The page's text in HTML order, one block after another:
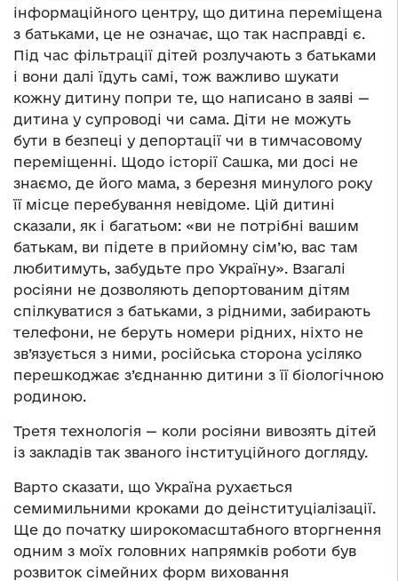
інформаційного центру, що дитина переміщена
з батьками, це не означає, що так насправді є.
Під час фільтрації дітей розлучають з батьками
і вони далі їдуть самі, тож важливо шукати
кожну дитину попри те, що написано в заяві —
дитина у супроводі чи сама. Діти не можуть
бути в безпеці у депортації чи в тимчасовому
переміщенні. Щодо історії Сашка, ми досі не
знаємо, де його мама, з березня минулого року
її місце перебування невідоме. Цій дитині
сказали, як і багатьом: «ви не потрібні вашим
батькам, ви підете в прийомну сім’ю, вас там
любитимуть, забудьте про Україну». Взагалі
росіяни не дозволяють депортованим дітям
спілкуватися з батьками, з рідними, забирають
телефони, не беруть номери рідних, ніхто не
зв’язується з ними, російська сторона усіляко
перешкоджає з’єднанню дитини з її біологічною
родиною.
Третя технологія — коли росіяни вивозять дітей
із закладів так званого інституційного догляду.
Варто сказати, що Україна рухається
семимильними кроками до деінституціалізації.
Ще до початку широкомасштабного вторгнення
одним з моїх головних напрямків роботи був
розвиток сімейних форм виховання